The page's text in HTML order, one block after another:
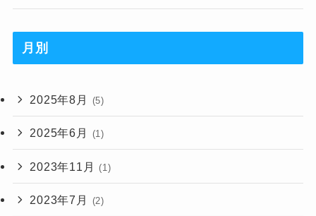
月別
2025年8月 (5)
2025年6月 (1)
2023年11月 (1)
2023年7月 (2)